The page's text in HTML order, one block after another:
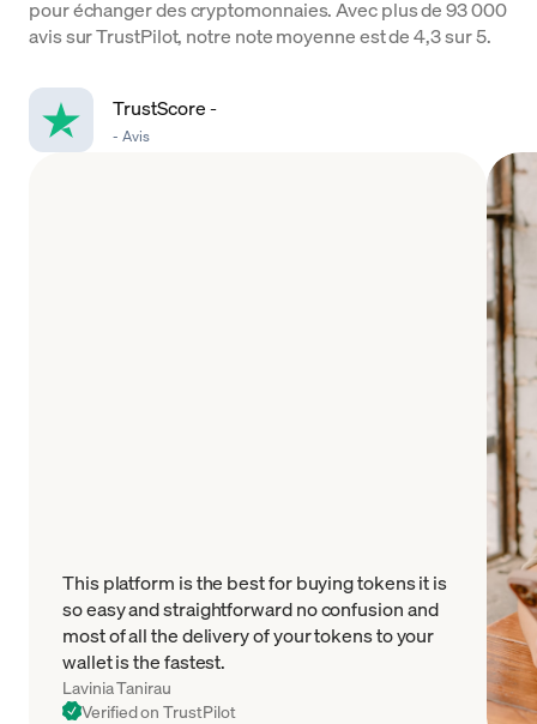
pour échanger des cryptomonnaies. Avec plus de 93 000
avis sur TrustPilot, notre note moyenne est de 4,3 sur 5.
TrustScore-
- Avis
This platform is the best for buying tokens it is
so easy and straightforward no confusion and
most of all the delivery of your tokens to your
wallet is the fastest.
Lavinia Tanirau
Verified on TrustPilot